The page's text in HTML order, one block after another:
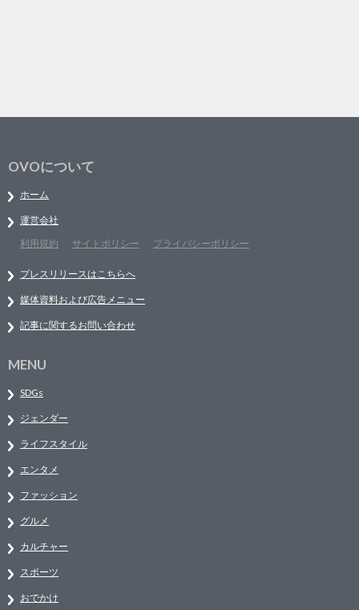
OVOについて
ホーム
運営会社
利用規約
サイトポリシー プライバシーポリシー
プレスリリースはこちらへ
媒体資料および広告メニュー
記事に関するお問い合わせ
MENU
SDGs
ジェンダー
ライフスタイル
エンタメ
ファッション
グルメ
カルチャー
スポーツ
おでかけ